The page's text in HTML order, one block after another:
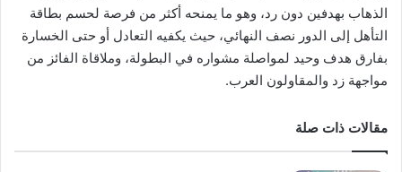
الذهاب بهدفين دون رد، وهو ما يمنحه أكثر من فرصة لحسم بطاقة
التأهل إلى الدور نصف النهائي، حيث يكفيه التعادل أو حتى الخسارة
بفارق هدف وحيد لمواصلة مشواره في البطولة، وملاقاة الفائز من
مواجهة زد والمقاولون العرب.
مقالات ذات صلة